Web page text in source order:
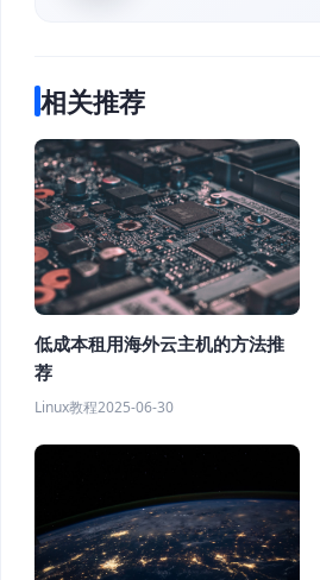
相关推荐
低成本租用海外云主机的方法推
荐
Linux教程2025-06-30